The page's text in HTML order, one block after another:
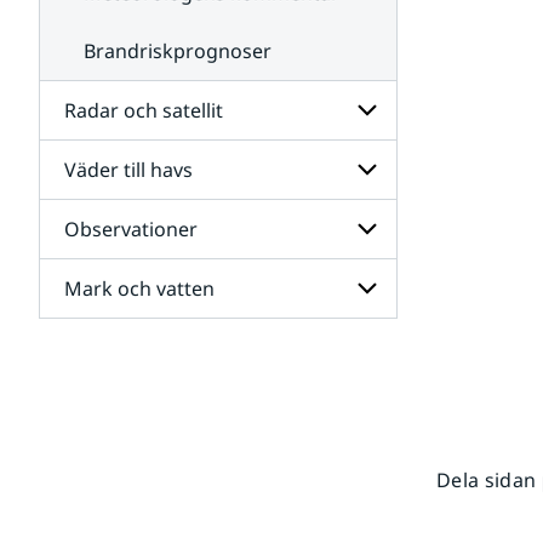
Brandriskprognoser
Radar och satellit
Undersidor
för
Radar
och
satellit
Väder till havs
Undersidor
för
Väder
till
havs
Observationer
Undersidor
för
Mark och vatten
Dela sidan